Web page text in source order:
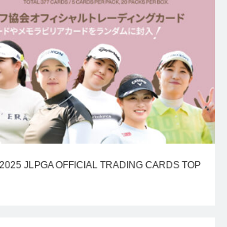
JLPGA OFFICIAL TRADING CARDS TOP